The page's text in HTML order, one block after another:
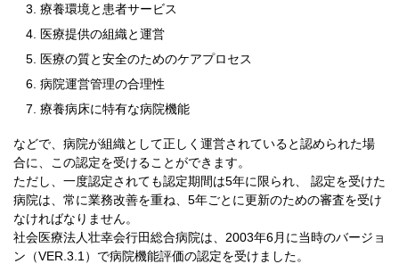
療養環境と患者サービス
医療提供の組織と運営
医療の質と安全のためのケアプロセス
病院運営管理の合理性
療養病床に特有な病院機能
などで、病院が組織として正しく運営されていると認められた場
合に、この認定を受けることができます。
ただし、一度認定されても認定期間は5年に限られ、 認定を受けた
病院は、常に業務改善を重ね、5年ごとに更新のための審査を受け
なければなりません。
社会医療法人壮幸会行田総合病院は、2003年6月に当時のバージョ
ン（VER.3.1）で病院機能評価の認定を受けました。